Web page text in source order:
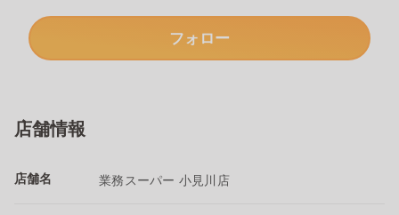
フォロー
店舗情報
店舗名 業務スーパー 小見川店